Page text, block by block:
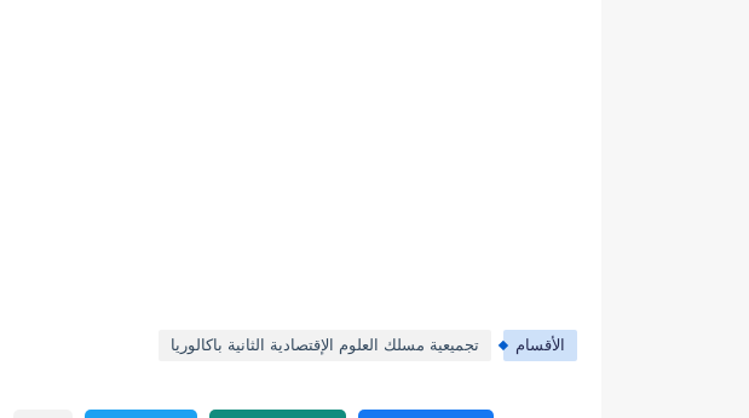
الأقسام تجميعية مسلك العلوم الإقتصادية الثانية باكالوريا